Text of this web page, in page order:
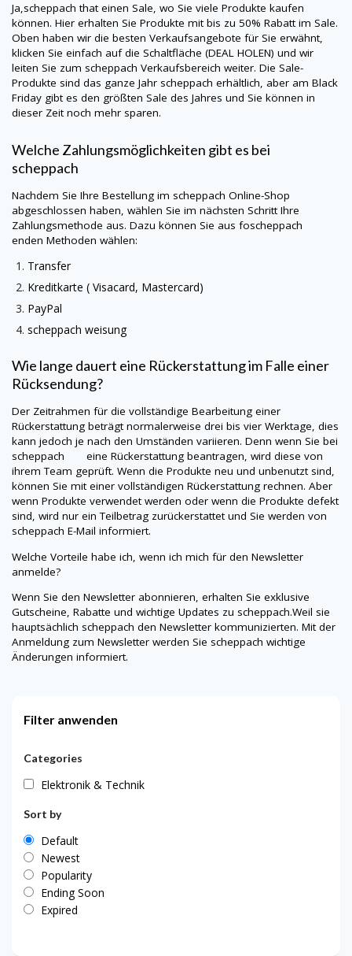
Ja,scheppachthat einen Sale, wo Sie viele Produkte kaufen
können. Hier erhalten Sie Produkte mit bis zu 50% Rabatt im Sale.
Oben haben wir die besten Verkaufsangebote für Sie erwähnt,
klicken Sie einfach auf die Schaltfläche (DEAL HOLEN) und wir
leiten Sie zum scheppach Verkaufsbereich weiter. Die Sale-
Produkte sind das ganze Jahr scheppach erhältlich, aber am Black
Friday gibt es den größten Sale des Jahres und Sie können in
dieser Zeit noch mehr sparen.
Welche Zahlungsmöglichkeiten gibt es bei
scheppach
Nachdem Sie Ihre Bestellung im scheppach Online-Shop
abgeschlossen haben, wählen Sie im nächsten Schritt Ihre
Zahlungsmethode aus. Dazu können Sie aus foscheppach
enden Methoden wählen:
Transfer
Kreditkarte ( Visacard, Mastercard)
PayPal
scheppach weisung
Wie lange dauert eine Rückerstattung im Falle einer
Rücksendung?
Der Zeitrahmen für die vollständige Bearbeitung einer
Rückerstattung beträgt normalerweise drei bis vier Werktage, dies
kann jedoch je nach den Umständen variieren. Denn wenn Sie bei
scheppach eine Rückerstattung beantragen, wird diese von
ihrem Team geprüft. Wenn die Produkte neu und unbenutzt sind,
können Sie mit einer vollständigen Rückerstattung rechnen. Aber
wenn Produkte verwendet werden oder wenn die Produkte defekt
sind, wird nur ein Teilbetrag zurückerstattet und Sie werden von
scheppach E-Mail informiert.
Welche Vorteile habe ich, wenn ich mich für den Newsletter
anmelde?
Wenn Sie den Newsletter abonnieren, erhalten Sie exklusive
Gutscheine, Rabatte und wichtige Updates zu scheppach.Weil sie
hauptsächlich scheppach den Newsletter kommunizierten. Mit der
Anmeldung zum Newsletter werden Sie scheppach wichtige
Änderungen informiert.
Filter anwenden
Categories
Elektronik & Technik
Sort by
Default
Newest
Popularity
Ending Soon
Expired